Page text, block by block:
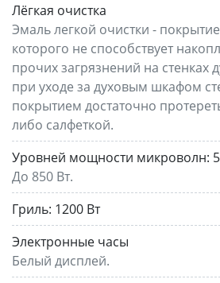
Лёгкая очистка
Эмаль легкой очистки -
которого не способствует
прочих загрязнений на стенках
при уходе за духовым шкафом
покрытием достаточно
либо салфеткой.
Уровней мощности микроволн: 5
До 850 Вт.
Гриль: 1200 Вт
Электронные часы
Белый дисплей.